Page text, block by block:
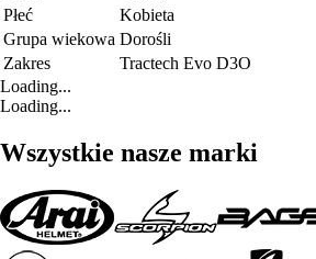
Płeć
Kobieta
Grupa wiekowa Dorośli
Zakres
Tractech Evo D3O
Loading...
Loading...
Wszystkie nasze marki